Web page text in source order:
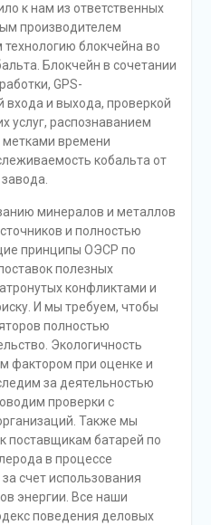
к нам из ответственных
производителем
блокчейна во
Блокчейн в сочетании
GPS-
входа и выхода, проверкой
услуг, распознаванием
метками времени
кобальта от
минералов и металлов
и полностью
принципы ОЭСР по
полезных
конфликтами и
И мы требуем, чтобы
полностью
Экологичность
фактором при оценке и
за деятельностью
проверки с
Также мы
поставщикам батарей по
в процессе
счет использования
энергии. Все наши
поведения деловых